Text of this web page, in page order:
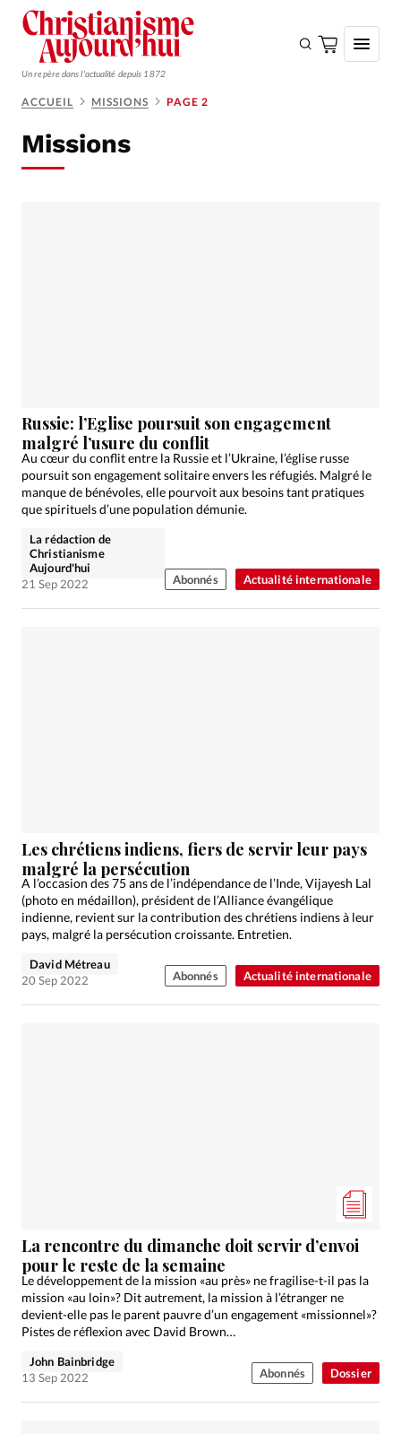
Un repère dans l'actualité depuis 1872
Monde
Devise:CHF
RUBRIQUES
Tous les articles
Actualité chrétienne
Actualité internationale
Chronique
Dossier
Eglises
Opinions
Publireportage
Relations Aujourd'hui
Société
ACCUEIL MISSIONS PAGE 2
Missions
Actualité internationale
Russie: l’Eglise poursuit son engagement
malgré l’usure du conflit
Au cœur du conflit entre la Russie et l’Ukraine, l’église russe
poursuit son engagement solitaire envers les réfugiés. Malgré le
manque de bénévoles, elle pourvoit aux besoins tant pratiques
que spirituels d’une population démunie.
La rédaction de
Christianisme
Aujourd'hui
21 Sep 2022
Abonnés
Actualité internationale
Les chrétiens indiens, fiers de servir leur pays
malgré la persécution
A l’occasion des 75 ans de l’indépendance de l’Inde, Vijayesh Lal
(photo en médaillon), président de l’Alliance évangélique
indienne, revient sur la contribution des chrétiens indiens à leur
pays, malgré la persécution croissante. Entretien.
David Métreau
20 Sep 2022
Abonnés
Dossier
La rencontre du dimanche doit servir d’envoi
pour le reste de la semaine
Le développement de la mission «au près» ne fragilise-t-il pas la
mission «au loin»? Dit autrement, la mission à l’étranger ne
devient-elle pas le parent pauvre d’un engagement «missionnel»?
Pistes de réflexion avec David Brown…
John Bainbridge
13 Sep 2022
Abonnés